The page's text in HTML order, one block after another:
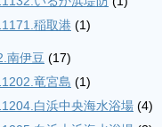
稲取港 (1)
南伊豆 (17)
竜宮島 (1)
白浜中央海水浴場 (4)